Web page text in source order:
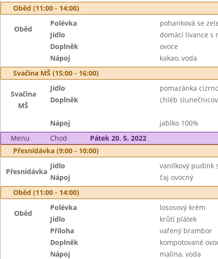
Oběd (11:00 - 14:00)
Oběd
Polévka
pohanková se
Jídlo
domácí lívance s
Doplněk
ovoce
Nápoj
kakao, voda
Svačina MŠ (15:00 - 16:00)
Svačina
MŠ
Jídlo
pomazánka
Doplněk
chléb
Nápoj
jablko 100%
Menu
Chod
Pátek 20. 5. 2022
Přesnídávka (9:00 - 10:00)
Přesnídávka
Jídlo
vanilkový pudink
Nápoj
čaj ovocný
Oběd (11:00 - 14:00)
Oběd
Polévka
lososový krém
Jídlo
krůtí plátek
Příloha
vařený brambor
Doplněk
kompotované
Nápoj
malina, voda